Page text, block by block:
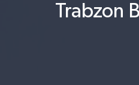
Trabzon